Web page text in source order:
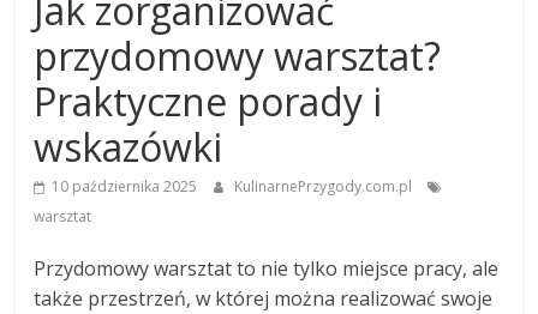
Jak zorganizować
przydomowy warsztat?
Praktyczne porady i
wskazówki
10 października 2025
KulinarnePrzygody.com.pl
warsztat
Przydomowy warsztat to nie tylko miejsce pracy, ale
także przestrzeń, w której można realizować swoje